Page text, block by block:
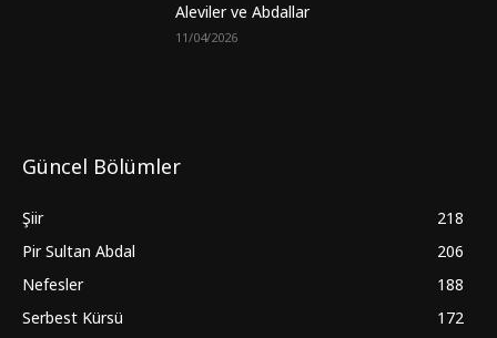
Aleviler ve Abdallar
11/04/2026
Güncel Bölümler
Şiir
218
Pir Sultan Abdal
206
Nefesler
188
Serbest Kürsü
172